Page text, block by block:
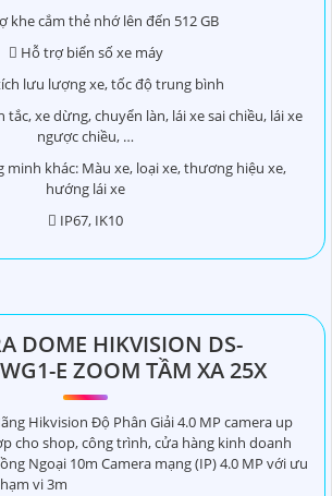
khe cắm thẻ nhớ lên đến 512 GB
 Hỗ trợ biển số xe máy
lưu lượng xe, tốc độ trung bình
tắc, xe dừng, chuyển làn, lái xe sai chiều, lái xe
ngược chiều, …
minh khác: Màu xe, loại xe, thương hiệu xe,
hướng lái xe
 IP67, IK10
DOME HIKVISION DS-
E ZOOM TẦM XA 25X
Hikvision Độ Phân Giải 4.0 MP camera up
cho shop, công trình, cửa hàng kinh doanh
Ngoại 10m Camera mạng (IP) 4.0 MP với ưu
vi 3m